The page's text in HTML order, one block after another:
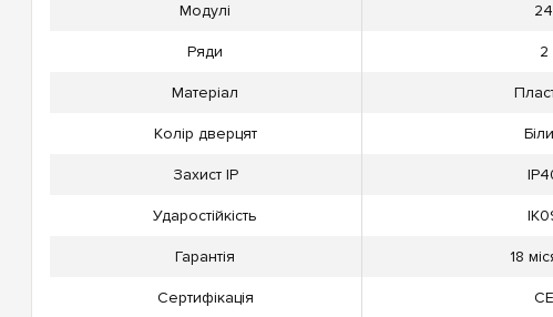
Модулі 24
Ряди 2
Матеріал
Колір дверцят
Захист IP
Ударостійкість
Гарантія 18
Сертифікація CE